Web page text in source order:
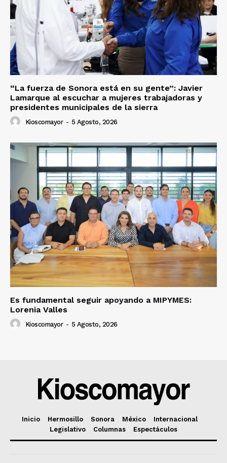
“La fuerza de Sonora está en su gente”: Javier
Lamarque al escuchar a mujeres trabajadoras y
presidentes municipales de la sierra
Kioscomayor - 5 Agosto, 2026
Es fundamental seguir apoyando a MIPYMES:
Lorenia Valles
Kioscomayor - 5 Agosto, 2026
Inicio Hermosillo Sonora México
Internacional
Legislativo
Columnas Espectáculos